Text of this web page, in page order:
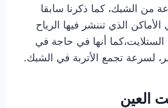
من الشبك، كما ذكرنا سابقا
الذي تننشر فيها الرياح
أنها في حاجة في
لسرعة تجمع الأتربة في الشبك.
العين